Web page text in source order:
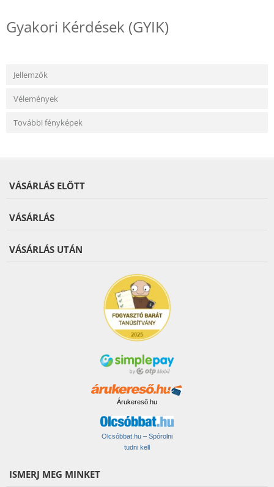
Gyakori Kérdések (GYIK)
Jellemzők
Vélemények
További fényképek
VÁSÁRLÁS ELŐTT
VÁSÁRLÁS
VÁSÁRLÁS UTÁN
Árukereső.hu
Olcsóbbat.hu – Spórolni
tudni kell
ISMERJ MEG MINKET